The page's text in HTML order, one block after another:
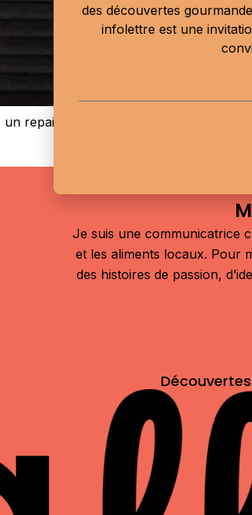
un repaire pour les amateurs de
Je suis une communicatrice
et les aliments locaux. Pour
des histoires de passion,
Découvertes
des découvertes
infolettre est une